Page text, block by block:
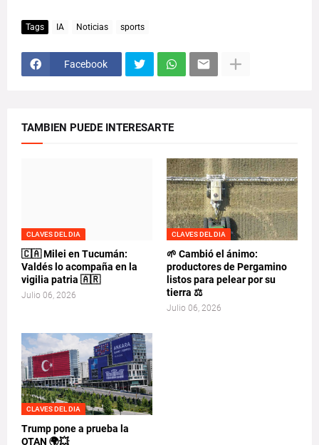
Tags IA Noticias sports
Facebook
TAMBIEN PUEDE INTERESARTE
CLAVES DEL DIA
🇨🇦 Milei en Tucumán:
Valdés lo acompaña en la
vigilia patria 🇦🇷
Julio 06, 2026
CLAVES DEL DIA
🌱 Cambió el ánimo:
productores de Pergamino
listos para pelear por su
tierra ⚖️
Julio 06, 2026
CLAVES DEL DIA
Trump pone a prueba la
OTAN 🌍💥